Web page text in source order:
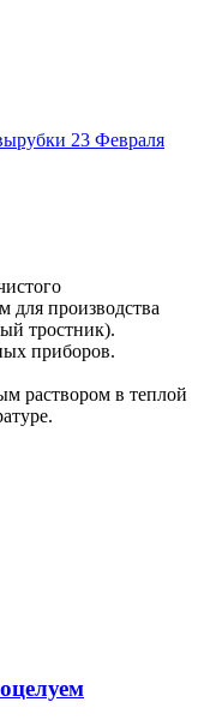
23 Февраля
для производства
тростник).
приборов.
раствором в теплой